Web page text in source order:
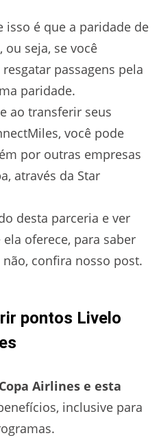
isso é que a paridade de
seja, se você
passagens pela
paridade.
ao transferir seus
você pode
por outras empresas
através da Star
desta parceria e ver
oferece, para saber
confira nosso post.
pontos Livelo
Airlines e esta
inclusive para